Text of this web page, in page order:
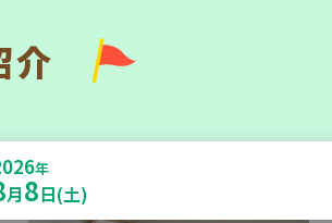
戸市東灘区
第3地区本部】住み慣れた地域で
らしたい 「コープくらしの助け合
の会」(会場：住吉)
介
年
月8日(土)